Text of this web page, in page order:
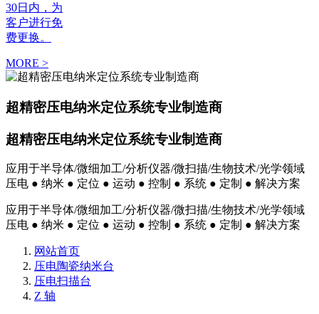
30日内，为
客户进行免
费更换。
MORE >
超精密压电纳米定位系统专业制造商
超精密压电纳米定位系统专业制造商
应用于半导体/微细加工/分析仪器/微扫描/生物技术/光学领域
压电 ● 纳米 ● 定位 ● 运动 ● 控制 ● 系统 ● 定制 ● 解决方案
应用于半导体/微细加工/分析仪器/微扫描/生物技术/光学领域
压电 ● 纳米 ● 定位 ● 运动 ● 控制 ● 系统 ● 定制 ● 解决方案
网站首页
压电陶瓷纳米台
压电扫描台
Z 轴